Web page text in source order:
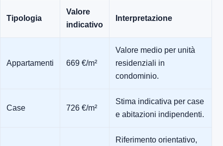
Tipologia
Valore
indicativo
Interpretazione
Appartamenti 669 €/m²
Valore medio per unità
residenziali in
condominio.
Case 726 €/m²
Stima indicativa per case
e abitazioni indipendenti.
Riferimento orientativo,